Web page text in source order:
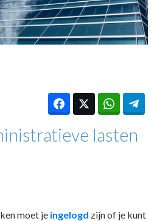
lasten
moet je ingelogd zijn of je kunt